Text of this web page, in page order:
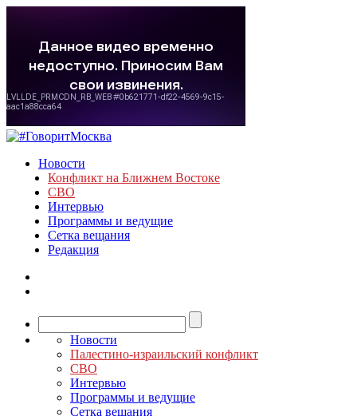
Новости
Конфликт на Ближнем Востоке
СВО
Интервью
Программы и ведущие
Сетка вещания
Редакция
Новости
Палестино-израильский конфликт
СВО
Интервью
Программы и ведущие
Сетка вещания